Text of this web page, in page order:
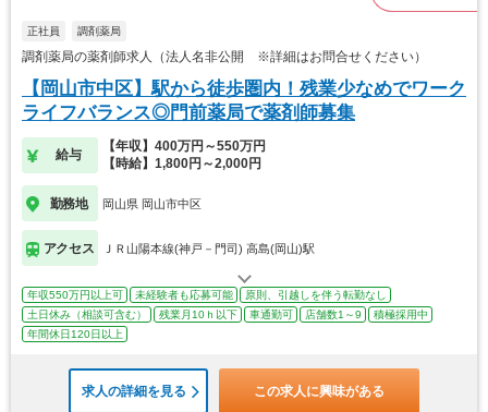
正社員 調剤薬局
調剤薬局の薬剤師求人（法人名非公開 ※詳細はお問合せください）
【岡山市中区】駅から徒歩圏内！残業少なめでワーク
ライフバランス◎門前薬局で薬剤師募集
給与
【年収】400万円～550万円
【時給】1,800円～2,000円
勤務地 岡山県 岡山市中区
アクセス ＪＲ山陽本線(神戸－門司) 高島(岡山)駅
年収550万円以上可 未経験者も応募可能
原則、引越しを伴う転勤なし
土日休み（相談可含む）
残業月10ｈ以下 車通勤可 店舗数1～9
積極採用中
年間休日120日以上
求人の詳細を見る この求人に興味がある